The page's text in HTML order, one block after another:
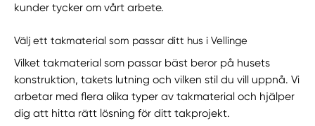
kunder tycker om vårt arbete.
Välj ett takmaterial som passar ditt hus i Vellinge
Vilket takmaterial som passar bäst beror på husets
konstruktion, takets lutning och vilken stil du vill uppnå. Vi
arbetar med flera olika typer av takmaterial och hjälper
dig att hitta rätt lösning för ditt takprojekt.